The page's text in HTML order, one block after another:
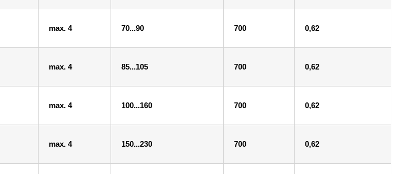
max. 4 70...90 700 0,62
max. 4 85...105 700 0,62
max. 4 100...160 700 0,62
max. 4 150...230 700 0,62